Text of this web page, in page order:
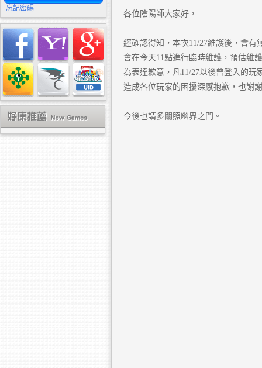
忘記密碼
各位陰陽師大家好，
經確認得知，本次11/27維護後，會
會在今天11點進行臨時維護，預估維
為表達歉意，凡11/27以後曾登入的玩
造成各位玩家的困擾深感抱歉，也謝
今後也請多關照幽界之門。